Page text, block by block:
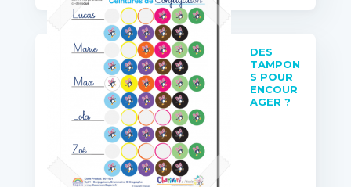
DES
TAMPON
S POUR
ENCOUR
AGER ?